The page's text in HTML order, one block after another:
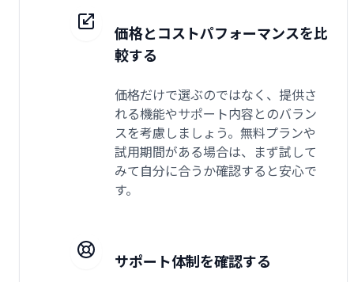
価格とコストパフォーマンスを比
較する
価格だけで選ぶのではなく、提供さ
れる機能やサポート内容とのバラン
スを考慮しましょう。無料プランや
試用期間がある場合は、まず試して
みて自分に合うか確認すると安心で
す。
サポート体制を確認する